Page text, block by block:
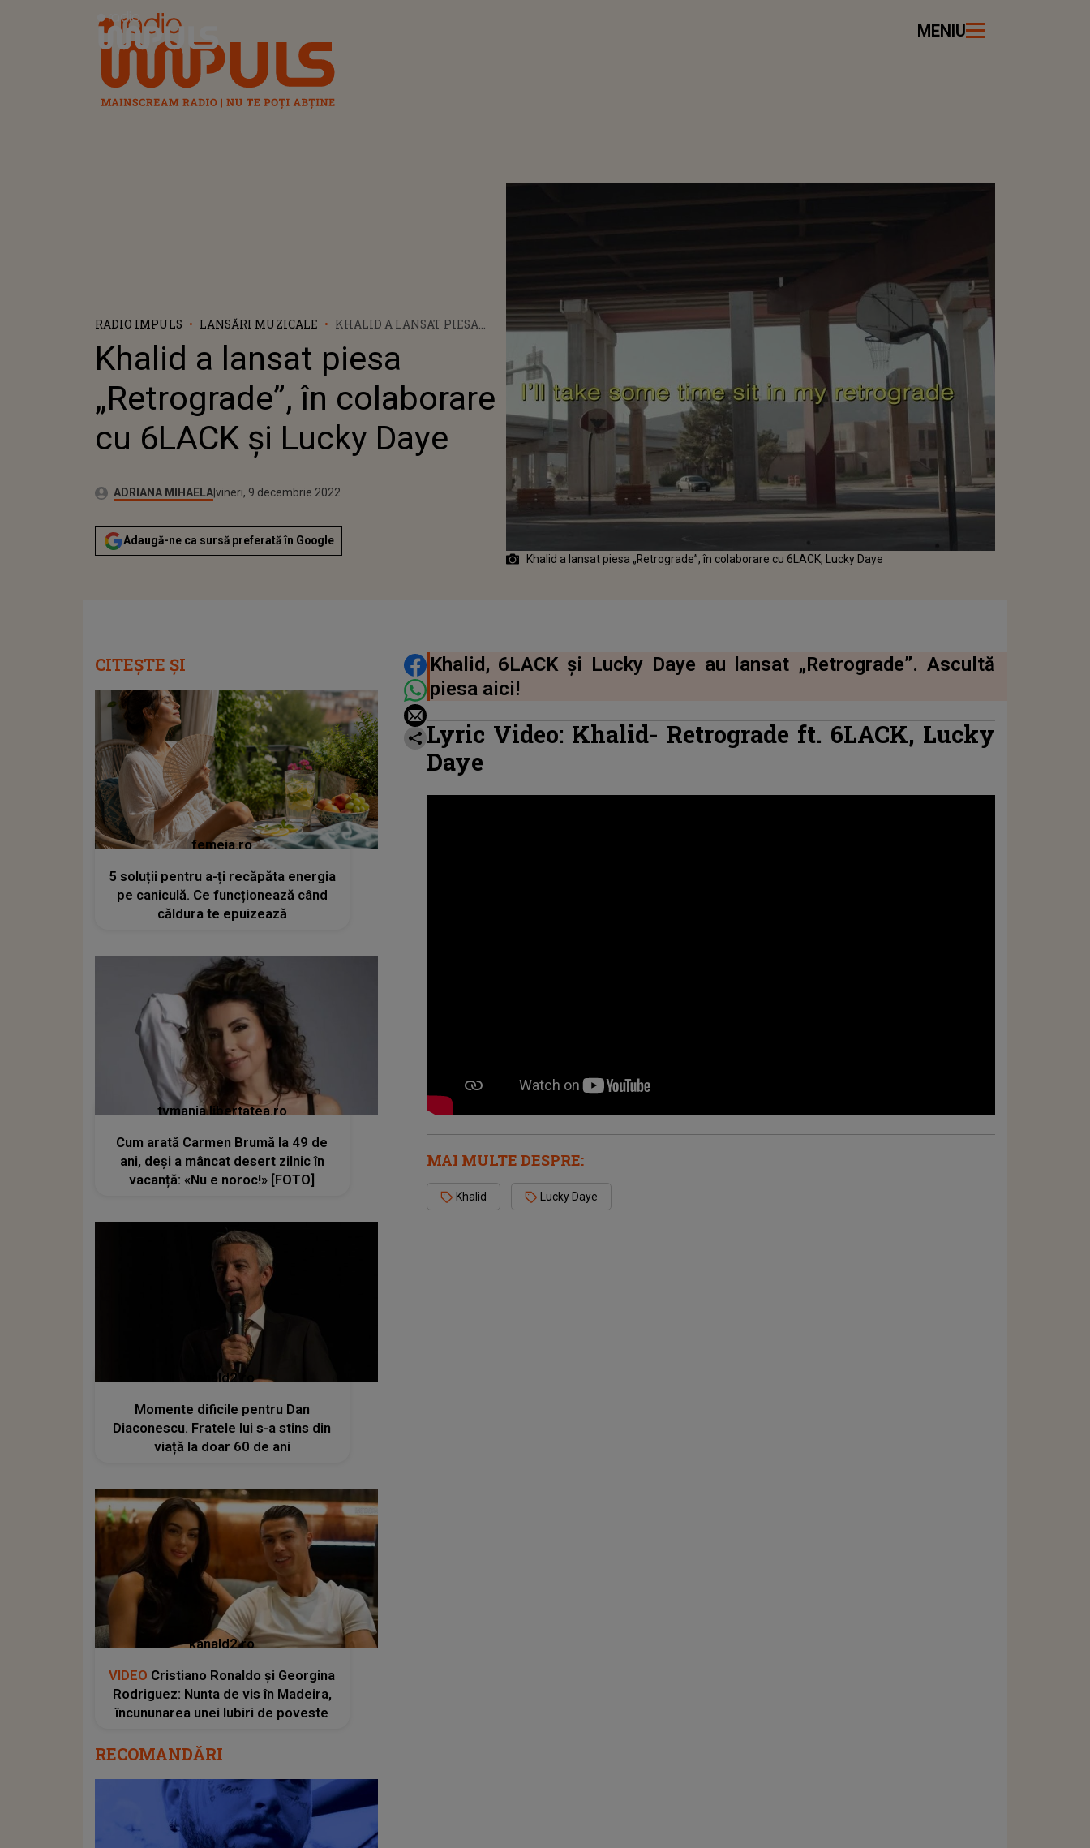
Radio Impuls MENIU
RADIO IMPULS LANSĂRI MUZICALE
KHALID A LANSAT PIESA
COLABORARE CU 6LACK ȘI
LUCKY DAYE
Khalid a lansat piesa
„Retrograde”, în colaborare
cu 6LACK și Lucky Daye
Autor:ADRIANA MIHAELAPublicat:
joi, 9 decembrie 2021
Actualizat:
vineri, 9 decembrie 2022
Adaugă-ne ca sursă preferată în Google
Khalid a lansat piesa „Retrograde”, în colaborare cu 6LACK, Lucky Daye
DISTRIBUIE ARTICOLUL
Khalid, 6LACK și Lucky Daye au lansat „Retrograde”. Ascultă
piesa aici!
Lyric Video: Khalid- Retrograde ft. 6LACK, Lucky
Daye
MAI MULTE DESPRE:
Khalid Lucky Daye
CITEȘTE ȘI
femeia.ro
5 soluții pentru a-ți recăpăta energia
pe caniculă. Ce funcționează când
căldura te epuizează
tvmania.libertatea.ro
Cum arată Carmen Brumă la 49 de
ani, deși a mâncat desert zilnic în
vacanță: «Nu e noroc!» [FOTO]
kanald2.ro
Momente dificile pentru Dan
Diaconescu. Fratele lui s-a stins din
viață la doar 60 de ani
kanald2.ro
VIDEO Cristiano Ronaldo și Georgina
Rodriguez: Nunta de vis în Madeira,
încununarea unei Iubiri de poveste
RECOMANDĂRI